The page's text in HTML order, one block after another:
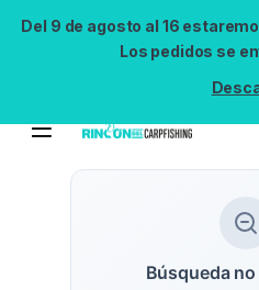
Del 9 de agosto al 16
Los pedidos se
Búsqueda